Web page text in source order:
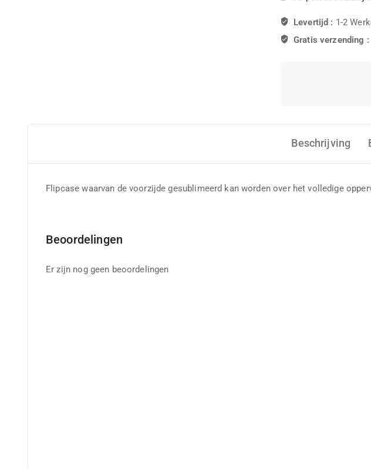
Levertijd : 1-2
Gratis verzending :
Beschrijving
Flipcase waarvan de voorzijde gesublimeerd kan worden over het volledige
Beoordelingen
Er zijn nog geen beoordelingen